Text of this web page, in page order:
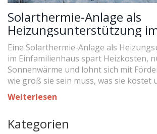
Solarthermie-Anlage als
Heizungsunterstützung
Einfamilienhaus: Kosten,
Praxis-Tipps
Eine Solarthermie-Anlage als
im Einfamilienhaus spart Heizkosten,
Sonnenwärme und lohnt sich mit
wie groß sie sein muss, was sie kostet
dein Haus die richtige Wahl ist.
Weiterlesen
Kategorien